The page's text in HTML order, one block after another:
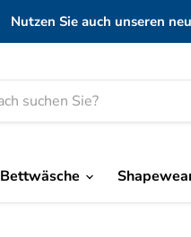
Nutzen Sie auch unseren
Bettwäsche